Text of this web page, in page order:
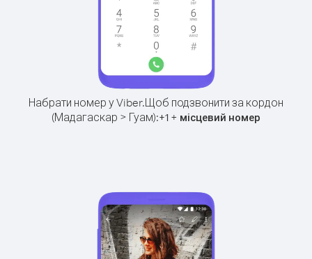
Набрати номер у Viber.Щоб подзвонити за кордон
(Мадагаскар > Гуам):+1 + місцевий номер